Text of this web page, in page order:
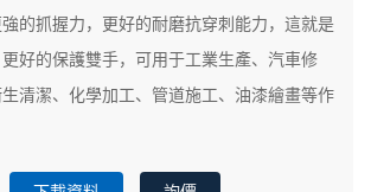
的抓握力，更好的耐磨抗穿刺能力，這就是
好的保護雙手，可用于工業生產、汽車修
清潔、化學加工、管道施工、油漆繪畫等作